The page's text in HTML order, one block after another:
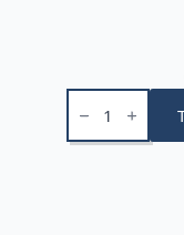
Fåborg
1½-
antal